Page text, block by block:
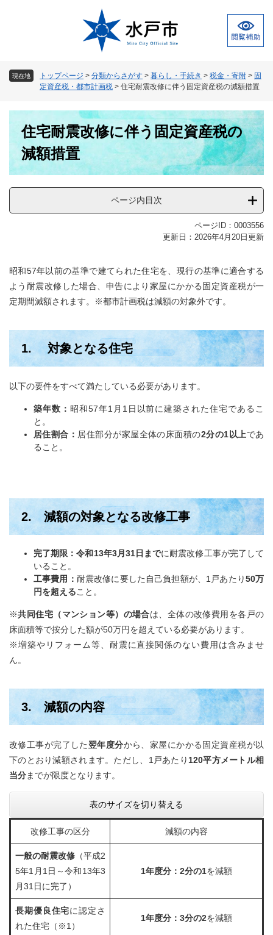
現在地 トップページ > 分類からさがす > 暮らし・手続き > 税金・寄附 > 固
定資産税・都市計画税 > 住宅耐震改修に伴う固定資産税の減額措置
住宅耐震改修に伴う固定資産税の
減額措置
ページ内目次
ページID：0003556
更新日：2026年4月20日更新
昭和57年以前の基準で建てられた住宅を、現行の基準に適合する
よう耐震改修した場合、申告により家屋にかかる固定資産税が一
定期間減額されます。※都市計画税は減額の対象外です。
1. 対象となる住宅
以下の要件をすべて満たしている必要があります。
築年数： 昭和57年1月1日以前に建築された住宅であるこ
と。
居住割合： 居住部分が家屋全体の床面積の2分の1以上であ
ること。
2. 減額の対象となる改修工事
完了期限：令和13年3月31日までに耐震改修工事が完了して
いること。
工事費用： 耐震改修に要した自己負担額が、1戸あたり50万
円を超えること。
※共同住宅（マンション等）の場合は、全体の改修費用を各戸の
床面積等で按分した額が50万円を超えている必要があります。
※増築やリフォーム等、耐震に直接関係のない費用は含みませ
ん。
3. 減額の内容
改修工事が完了した翌年度分から、家屋にかかる固定資産税が以
下のとおり減額されます。ただし、1戸あたり 120平方メートル相
当分までが限度となります。
表のサイズを切り替える
改修工事の区分 減額の内容
一般の耐震改修 （平成2
5年1月1日～令和13年3
月31日に完了）
1年度分：2分の1を減額
長期優良住宅に認定さ
れた住宅（※1）
1年度分：3分の2を減額